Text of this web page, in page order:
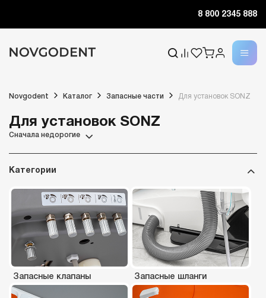
8 800 2345 888
Novgodent Каталог Запасные части Для установок SONZ
Для установок SONZ
Сначала недорогие
Категории
Запасные клапаны Запасные шланги